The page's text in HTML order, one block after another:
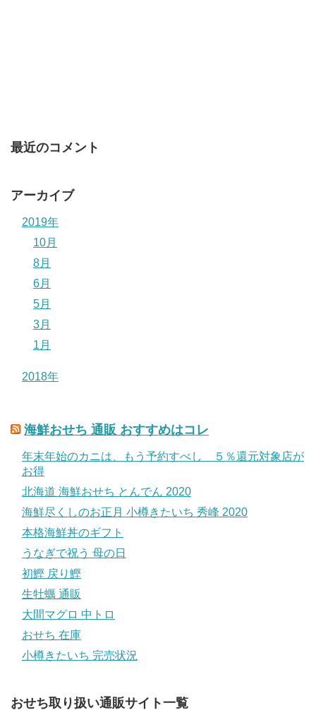
最近のコメント
アーカイブ
2019年
10月
8月
6月
5月
3月
1月
2018年
海鮮おせち 通販 おすすめはコレ
年末年始のカニは、もう予約すべし ５％還元対象店が
お得
北海道 海鮮おせち とんでん 2020
海鮮尽くしのお正月 小樽きたいち 秀峰 2020
本格海鮮丼のギフト
うなぎで祝う 母の日
初鰹 戻り鰹
生牡蠣 通販
大間マグロ 中トロ
おせち 在庫
小樽きたいち 完売状況
おせち取り扱い通販サイト一覧